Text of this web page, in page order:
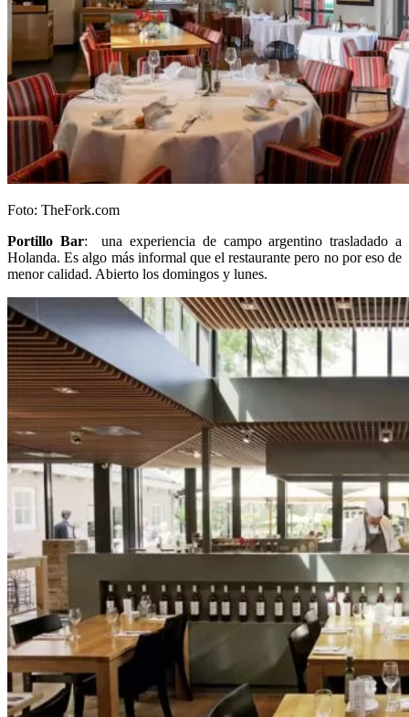
Foto: TheFork.com
Portillo Bar: una experiencia de campo argentino trasladado a
Holanda. Es algo más informal que el restaurante pero no por eso de
menor calidad. Abierto los domingos y lunes.